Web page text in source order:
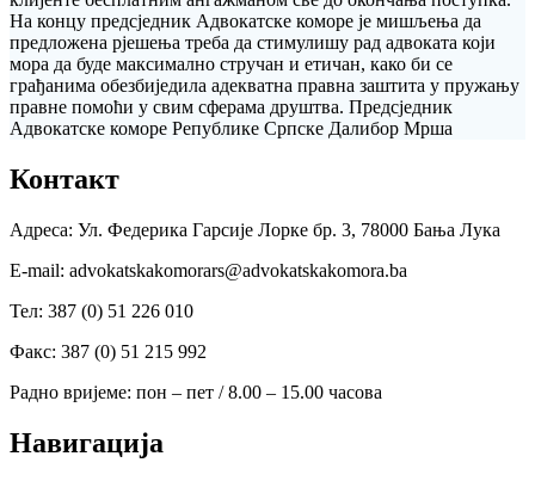
На концу предсједник Адвокатске коморе је мишљења да
предложена рјешења треба да стимулишу рад адвоката који
мора да буде максимално стручан и етичан, како би се
грађанима обезбиједила адекватна правна заштита у пружању
правне помоћи у свим сферама друштва. Предсједник
Адвокатске коморе Републике Српске Далибор Мрша
Контакт
Адреса: Ул. Федерика Гарсије Лорке бр. 3, 78000 Бања Лука
Е-mail: advokatskakomorars@advokatskakomora.ba
Тел: 387 (0) 51 226 010
Факс: 387 (0) 51 215 992
Радно вријеме: пон – пет / 8.00 – 15.00 часова
Навигација